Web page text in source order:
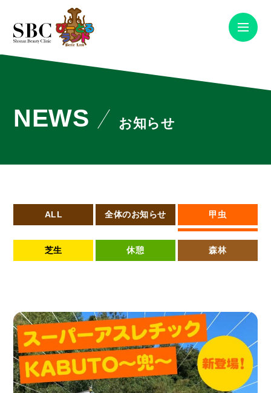
NEWS お知らせ
ALL 全体のお知らせ 甲虫
芝生 休憩 森林